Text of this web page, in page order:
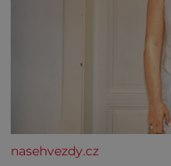
nasehvezdy.cz